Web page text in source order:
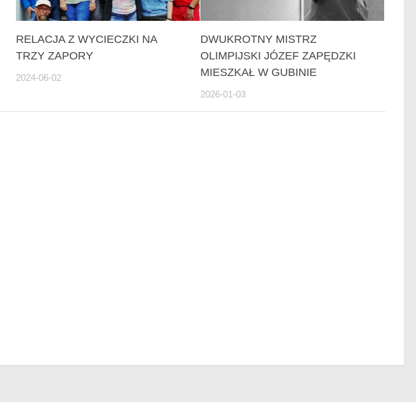
RELACJA Z WYCIECZKI NA
TRZY ZAPORY
2024-06-02
DWUKROTNY MISTRZ
OLIMPIJSKI JÓZEF ZAPĘDZKI
MIESZKAŁ W GUBINIE
2026-01-03